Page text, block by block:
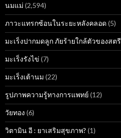
นมแม่ (2,594)
ภาวะแทรกซ้อนในระยะหลังคลอด (5)
มะเร็งปากมดลูก ภัยร้ายใกล้ตัวของสตรี
มะเร็งรังไข่ (7)
มะเร็งเต้านม (22)
รูปภาพความรู้ทางการแพทย์ (12)
วัยทอง (6)
วิตามิน อี : ยาเสริมสุขภาพ? (1)